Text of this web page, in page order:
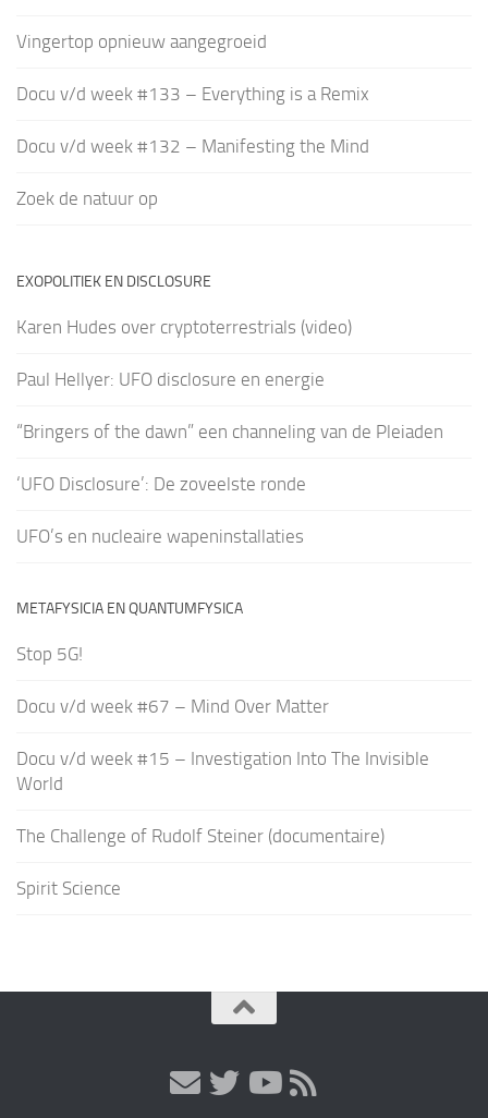
Vingertop opnieuw aangegroeid
Docu v/d week #133 – Everything is a Remix
Docu v/d week #132 – Manifesting the Mind
Zoek de natuur op
EXOPOLITIEK EN DISCLOSURE
Karen Hudes over cryptoterrestrials (video)
Paul Hellyer: UFO disclosure en energie
“Bringers of the dawn” een channeling van de Pleiaden
‘UFO Disclosure’: De zoveelste ronde
UFO’s en nucleaire wapeninstallaties
METAFYSICIA EN QUANTUMFYSICA
Stop 5G!
Docu v/d week #67 – Mind Over Matter
Docu v/d week #15 – Investigation Into The Invisible
World
The Challenge of Rudolf Steiner (documentaire)
Spirit Science